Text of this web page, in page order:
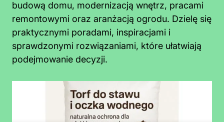
budową domu, modernizacją wnętrz, pracami
remontowymi oraz aranżacją ogrodu. Dzielę się
praktycznymi poradami, inspiracjami i
sprawdzonymi rozwiązaniami, które ułatwiają
podejmowanie decyzji.